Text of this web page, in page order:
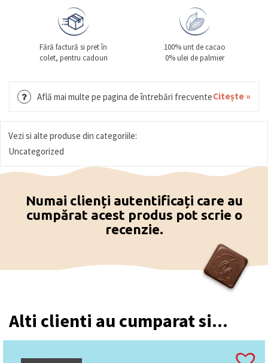
Fără factură si pret în
colet, pentru cadouri
100% unt de cacao
0% ulei de palmier
Află mai multe pe pagina de întrebări frecventeCitește »
Vezi si alte produse din categoriile:
Uncategorized
Numai clienți autentificați care au
cumpărat acest produs pot scrie o
recenzie.
Alti clienti au cumparat si...